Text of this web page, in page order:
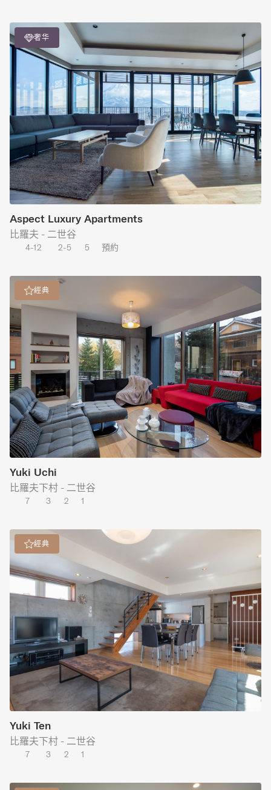
奢华
Aspect Luxury Apartments
比羅夫 - 二世谷
4-12 2-5 5 預約
經典
Yuki Uchi
比羅夫下村 - 二世谷
7 3 2 1
經典
Yuki Ten
比羅夫下村 - 二世谷
7 3 2 1